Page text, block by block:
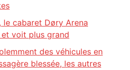
le cabaret Døry Arena
voit plus grand
des véhicules en
blessée, les autres